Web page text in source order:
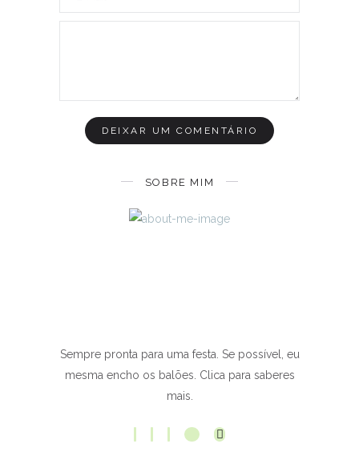
SOBRE MIM
Sempre pronta para uma festa. Se possível, eu
mesma encho os balões. Clica para saberes
mais.